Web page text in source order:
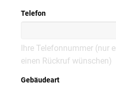
Telefon
Ihre Telefonnummer (nur
einen Rückruf wünschen)
Gebäudeart